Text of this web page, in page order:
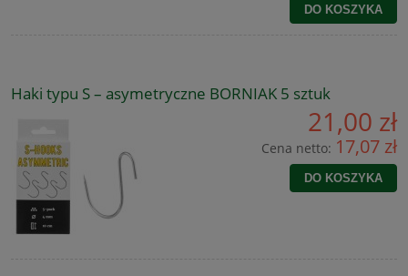
DO KOSZYKA
Haki typu S – asymetryczne BORNIAK 5 sztuk
21,00 zł
Cena netto: 17,07 zł
DO KOSZYKA